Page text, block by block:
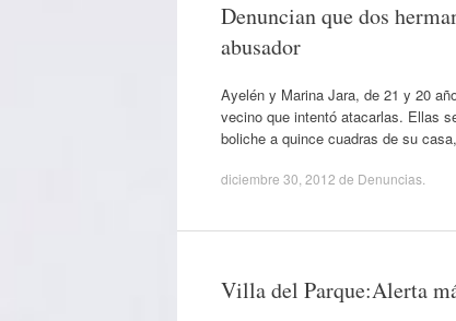
Denuncian que dos
abusador
Ayelén y Marina Jara, de 21 y 20
vecino que intentó atacarlas. Ellas
boliche a quince cuadras de su
diciembre 30, 2012 de Denuncias
Villa del Parque:Alerta